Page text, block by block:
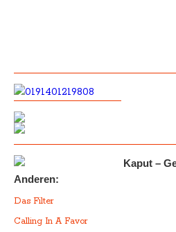
Kaput –
Anderen:
Das Filter
Calling In A Favor